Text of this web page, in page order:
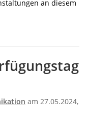
an diesem
am 27.05.2024,